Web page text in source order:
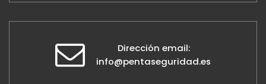
Dirección email:
info@pentaseguridad.es